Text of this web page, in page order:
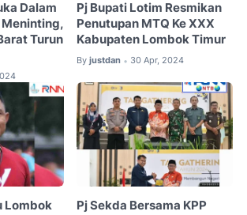
Dalam
Meninting,
Turun
Pj Bupati Lotim Resmikan
Penutupan MTQ Ke XXX
Kabupaten Lombok Timur
By justdan • 30 Apr, 2024
Lombok
Pj Sekda Bersama KPP